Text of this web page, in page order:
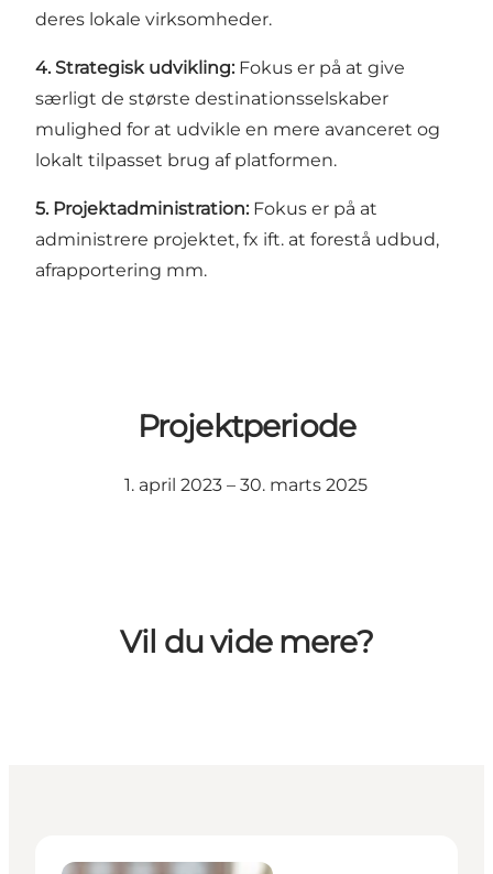
deres lokale virksomheder.
4. Strategisk udvikling: Fokus er på at give
særligt de største destinationsselskaber
mulighed for at udvikle en mere avanceret og
lokalt tilpasset brug af platformen.
5. Projektadministration: Fokus er på at
administrere projektet, fx ift. at forestå udbud,
afrapportering mm.
Projektperiode
1. april 2023 – 30. marts 2025
Vil du vide mere?